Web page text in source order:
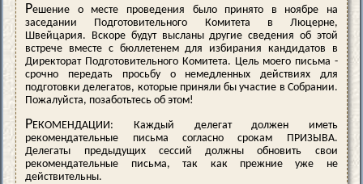
Решение о месте проведения было принято в ноябре на
заседании Подготовительного Комитета в Люцерне,
Швейцария. Вскоре будут высланы другие сведения об этой
встрече вместе с бюллетенем для избирания кандидатов в
Директорат Подготовительного Комитета. Цель моего письма -
срочно передать просьбу о немедленных действиях для
подготовки делегатов, которые приняли бы участие в Собрании.
Пожалуйста, позаботьтесь об этом!
РЕКОМЕНДАЦИИ: Каждый делегат должен иметь
рекомендательные письма согласно срокам ПРИЗЫВА.
Делегаты предыдущих сессий должны обновить свои
рекомендательные письма, так как прежние уже не
действительны.